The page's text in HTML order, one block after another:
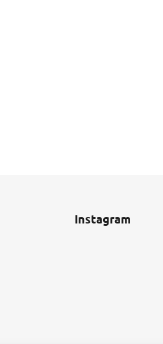
Instagram